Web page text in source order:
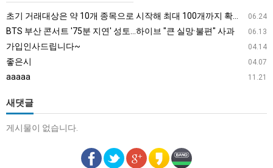
브
"큰
실
06.24
초기 거래대상은 약 10개 종목으로 시작해 최대 100개까지 확대할 방침이다. 구체적인 거래 대상 ETF는 아직 확정되지 않았지만, 시장 대표성이나 거래량을 고려해 선정할 계획이다.
06.13
BTS 부산 콘서트 '75분 지연' 성토…하이브 "큰 실망·불편" 사과
04.14
가입인사드립니다~
04.07
좋은시
11.21
aaaaa
새댓글
게시물이 없습니다.